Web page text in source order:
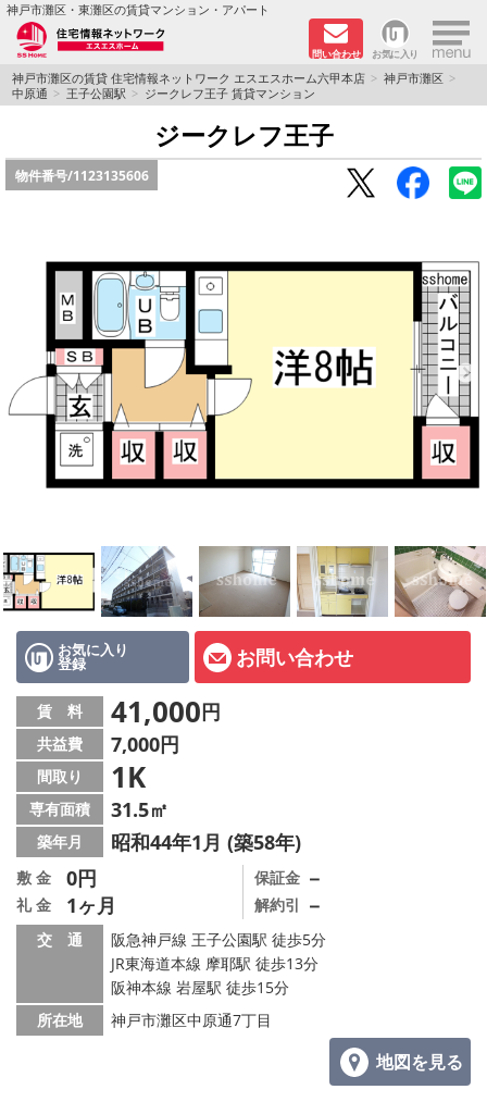
神戸市灘区・東灘区の賃貸マンション・アパート
問い合わせ お気に入り ×
TOPページ
学生さん向け物件
ペット飼育可物件
路線·駅から探す
地域から探す
地図から探す
店舗情報·アクセス
メールでお問い合わせ
神戸市灘区の賃貸 住宅情報ネットワーク エスエスホーム六甲本店
神戸市灘区
中原通
王子公園駅 ジークレフ王子 賃貸マンション
ジークレフ王子
物件番号/1123135606
お気に入り
登録 お問い合わせ
賃 料 41,000円
共益費 7,000円
間取り 1K
専有面積 31.5㎡
築年月 昭和44年1月 (築58年)
敷 金 0円
礼 金 1ヶ月
保証金 －
解約引 －
交 通
阪急神戸線 王子公園駅 徒歩5分
JR東海道本線 摩耶駅 徒歩13分
阪神本線 岩屋駅 徒歩15分
所在地
神戸市灘区中原通7丁目
地図を見る